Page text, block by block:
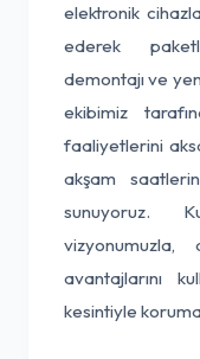
elektronik
ederek
demontajı ve
ekibimiz
faaliyetlerini
akşam
sunuyoruz.
avantajlarını
kesintiyle